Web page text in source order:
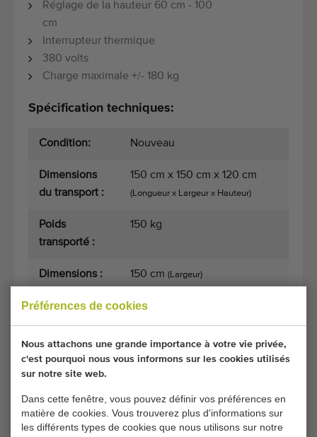
Préférences de cookies
Nous attachons une grande importance à votre vie privée,
c'est pourquoi nous vous informons sur les cookies utilisés
sur notre site web.
Dans cette fenêtre, vous pouvez définir vos préférences en
matière de cookies. Vous trouverez plus d'informations sur
les différents types de cookies que nous utilisons sur notre
Réglage de la hauteur 60 cm - 100
cm
Interrupteur thermique
380 volts
Charge maximale +/- 180 kg
Spécification techniques:
Condition: Nouveau
Dimensions
du transport :
150 cm x 150 cm x 120 cm
(Longueur x Largeur x Hauteur)
Poids
transporté :
150 kg
Dimensions : 150 cm (Largeur)
Conditions générales Processus d'achat
plateau en PP de 150 cm est maintenant vendu.